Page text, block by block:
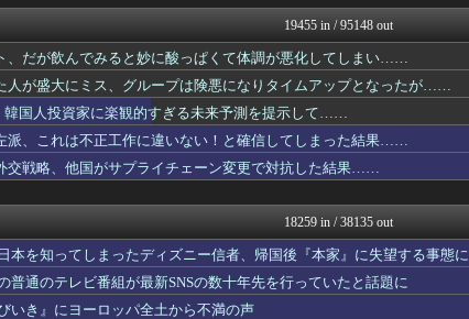
った件
、そうめん作りて地獄なん...
ラーメン速報｜2chまとめ...
加 過去最多ペースで推移...
みそパンNEWS
本にとって良いことだな」
ガラパゴスジャパン - 海...
ミニゴブ速報 ～グラブルま...
加費用1400万請求され...
かぞくちゃんねる
ニュース30over
ー「ふらつくビアグラス」...
ほんわかMkⅡ
ノ禁止法違反で逮捕
オレ的ゲーム速報＠刃
のログイン情報を求めら...
私が悪いの？【海外の反応】
強く抗議したらしい → ...
われた一言でお金の使い方...
Ask Reddit まと...
人からすると奇妙に見える...
けおけお速報
じゃん」
ニチカン！
19455 in / 95148 out
、だが飲んでみると妙に酸っぱくて体調が悪化してしまい……
人が盛大にミス、グループは険悪になりタイムアップとなったが……
韓国人投資家に楽観的すぎる未来予測を提示して……
派、これは不正工作に違いない！と確信してしまった結果……
交戦略、他国がサプライチェーン変更で対抗した結果……
18259 in / 38135 out
を知ってしまったディズニー信者、帰国後『本家』に失望する事態に
通のテレビ番組が最新SNSの数十年先を行っていたと話題に
いき』にヨーロッパ全土から不満の声